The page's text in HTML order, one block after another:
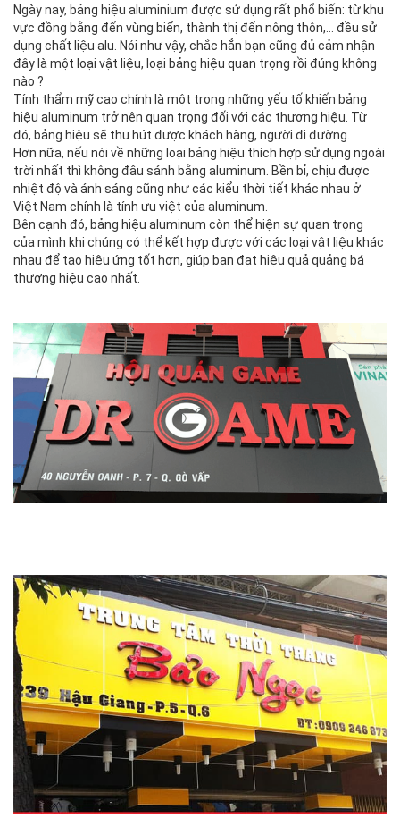
Ngày nay, bảng hiệu aluminium được sử dụng rất phổ biến: từ khu
vực đồng bằng đến vùng biển, thành thị đến nông thôn,… đều sử
dụng chất liệu alu. Nói như vậy, chắc hẳn bạn cũng đủ cảm nhận
đây là một loại vật liệu, loại bảng hiệu quan trọng rồi đúng không
nào ?
Tính thẩm mỹ cao chính là một trong những yếu tố khiến bảng
hiệu aluminum trở nên quan trọng đối với các thương hiệu. Từ
đó, bảng hiệu sẽ thu hút được khách hàng, người đi đường.
Hơn nữa, nếu nói về những loại bảng hiệu thích hợp sử dụng ngoài
trời nhất thì không đâu sánh bằng aluminum. Bền bỉ, chịu được
nhiệt độ và ánh sáng cũng như các kiểu thời tiết khác nhau ở
Việt Nam chính là tính ưu việt của aluminum.
Bên cạnh đó, bảng hiệu aluminum còn thể hiện sự quan trọng
của mình khi chúng có thể kết hợp được với các loại vật liệu khác
nhau để tạo hiệu ứng tốt hơn, giúp bạn đạt hiệu quả quảng bá
thương hiệu cao nhất.